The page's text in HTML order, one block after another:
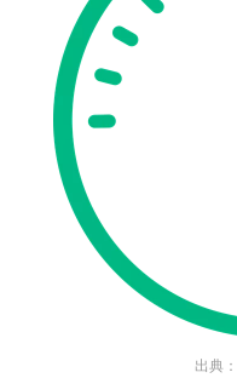
出典：